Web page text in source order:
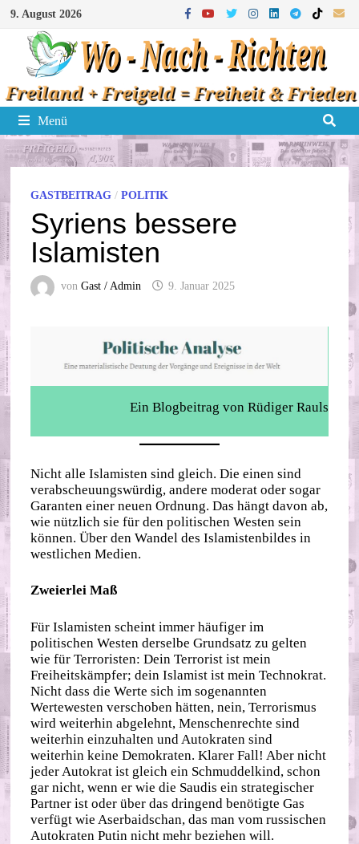
Zum
Inhalt
springen
9. August 2026
Menü
GASTBEITRAG /POLITIK
Syriens bessere
Islamisten
vonGast / Admin 9. Januar 2025
Ein Blogbeitrag von Rüdiger Rauls
Nicht alle Islamisten sind gleich. Die einen sind
verabscheuungswürdig, andere moderat oder sogar
Garanten einer neuen Ordnung. Das hängt davon ab,
wie nützlich sie für den politischen Westen sein
können. Über den Wandel des Islamistenbildes in
westlichen Medien.
Zweierlei Maß
Für Islamisten scheint immer häufiger im
politischen Westen derselbe Grundsatz zu gelten
wie für Terroristen: Dein Terrorist ist mein
Freiheitskämpfer; dein Islamist ist mein Technokrat.
Nicht dass die Werte sich im sogenannten
Wertewesten verschoben hätten, nein, Terrorismus
wird weiterhin abgelehnt, Menschenrechte sind
weiterhin einzuhalten und Autokraten sind
weiterhin keine Demokraten. Klarer Fall! Aber nicht
jeder Autokrat ist gleich ein Schmuddelkind, schon
gar nicht, wenn er wie die Saudis ein strategischer
Partner ist oder über das dringend benötigte Gas
verfügt wie Aserbaidschan, das man vom russischen
Autokraten Putin nicht mehr beziehen will.